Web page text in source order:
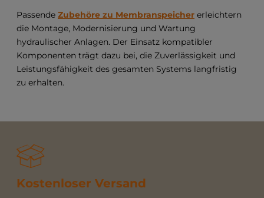
Passende Zubehöre zu Membranspeicher erleichtern
die Montage, Modernisierung und Wartung
hydraulischer Anlagen. Der Einsatz kompatibler
Komponenten trägt dazu bei, die Zuverlässigkeit und
Leistungsfähigkeit des gesamten Systems langfristig
zu erhalten.
Kostenloser Versand